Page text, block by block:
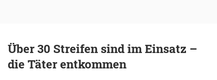
Über 30 Streifen sind im Einsatz –
die Täter entkommen